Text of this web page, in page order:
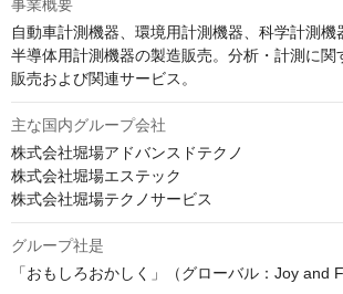
事業概要
自動車計測機器、環境用計測機器、科学計測機
半導体用計測機器の製造販売。分析・計測に関
販売および関連サービス。
主な国内グループ会社
株式会社堀場アドバンスドテクノ
株式会社堀場エステック
株式会社堀場テクノサービス
グループ社是
「おもしろおかしく」（グローバル：Joy and